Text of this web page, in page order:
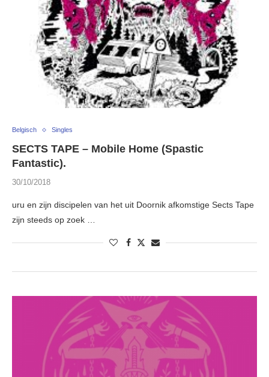
Belgisch Singles
SECTS TAPE – Mobile Home (Spastic
Fantastic).
30/10/2018
uru en zijn discipelen van het uit Doornik afkomstige Sects Tape
zijn steeds op zoek …